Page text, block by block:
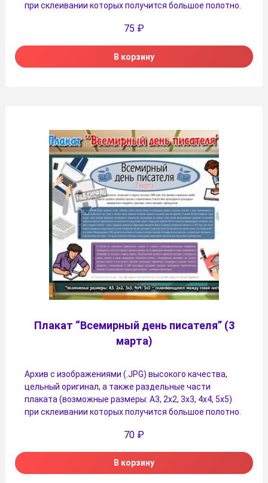
при склеивании которых получится большое полотно.
75 ₽
В корзину
Плакат “Всемирный день писателя” (3
марта)
Архив с изображениями (.JPG) высокого качества,
цельный оригинал, а также раздельные части
плаката (возможные размеры: А3, 2х2, 3х3, 4х4, 5х5)
при склеивании которых получится большое полотно.
70 ₽
В корзину